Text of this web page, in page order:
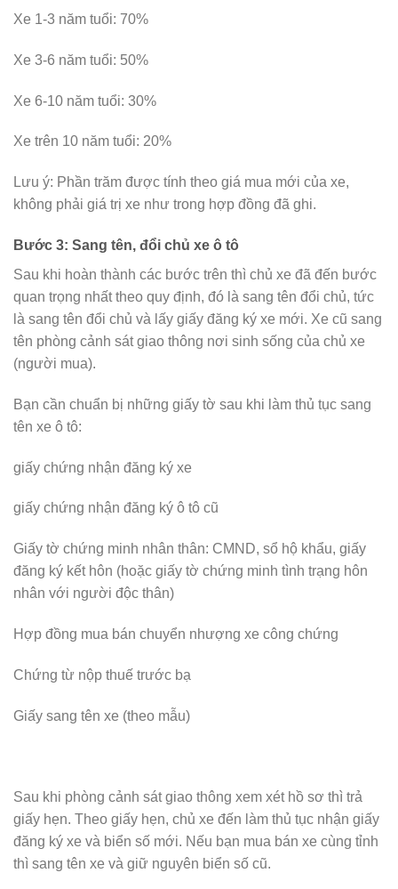
Xe 1-3 năm tuổi: 70%
Xe 3-6 năm tuổi: 50%
Xe 6-10 năm tuổi: 30%
Xe trên 10 năm tuổi: 20%
Lưu ý: Phần trăm được tính theo giá mua mới của xe,
không phải giá trị xe như trong hợp đồng đã ghi.
Bước 3: Sang tên, đổi chủ xe ô tô
Sau khi hoàn thành các bước trên thì chủ xe đã đến bước
quan trọng nhất theo quy định, đó là sang tên đổi chủ, tức
là sang tên đổi chủ và lấy giấy đăng ký xe mới. Xe cũ sang
tên phòng cảnh sát giao thông nơi sinh sống của chủ xe
(người mua).
Bạn cần chuẩn bị những giấy tờ sau khi làm thủ tục sang
tên xe ô tô:
giấy chứng nhận đăng ký xe
giấy chứng nhận đăng ký ô tô cũ
Giấy tờ chứng minh nhân thân: CMND, sổ hộ khẩu, giấy
đăng ký kết hôn (hoặc giấy tờ chứng minh tình trạng hôn
nhân với người độc thân)
Hợp đồng mua bán chuyển nhượng xe công chứng
Chứng từ nộp thuế trước bạ
Giấy sang tên xe (theo mẫu)
Sau khi phòng cảnh sát giao thông xem xét hồ sơ thì trả
giấy hẹn. Theo giấy hẹn, chủ xe đến làm thủ tục nhận giấy
đăng ký xe và biển số mới. Nếu bạn mua bán xe cùng tỉnh
thì sang tên xe và giữ nguyên biển số cũ.